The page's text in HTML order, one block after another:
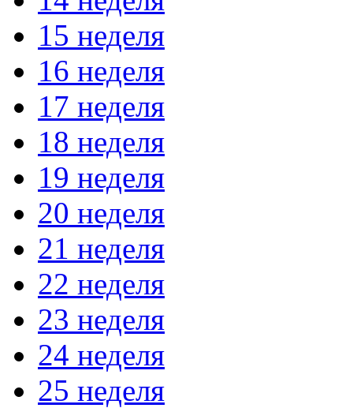
15 неделя
16 неделя
17 неделя
18 неделя
19 неделя
20 неделя
21 неделя
22 неделя
23 неделя
24 неделя
25 неделя